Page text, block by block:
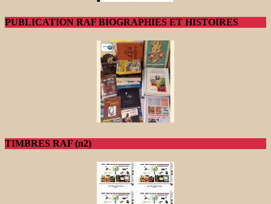
PUBLICATION RAF BIOGRAPHIES ET HISTOIRES
TIMBRES RAF (n2)